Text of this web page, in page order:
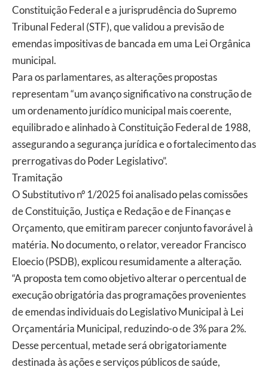
Constituição Federal e a jurisprudência do Supremo
Tribunal Federal (STF), que validou a previsão de
emendas impositivas de bancada em uma Lei Orgânica
municipal.
Para os parlamentares, as alterações propostas
representam “um avanço significativo na construção de
um ordenamento jurídico municipal mais coerente,
equilibrado e alinhado à Constituição Federal de 1988,
assegurando a segurança jurídica e o fortalecimento das
prerrogativas do Poder Legislativo”.
Tramitação
O Substitutivo nº 1/2025 foi analisado pelas comissões
de Constituição, Justiça e Redação e de Finanças e
Orçamento, que emitiram parecer conjunto favorável à
matéria. No documento, o relator, vereador Francisco
Eloecio (PSDB), explicou resumidamente a alteração.
“A proposta tem como objetivo alterar o percentual de
execução obrigatória das programações provenientes
de emendas individuais do Legislativo Municipal à Lei
Orçamentária Municipal, reduzindo-o de 3% para 2%.
Desse percentual, metade será obrigatoriamente
destinada às ações e serviços públicos de saúde,